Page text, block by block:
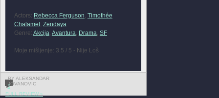
Actors: Rebecca Ferguson Timothée
Chalamet, Zendaya
Genre: Akcija Avantura Drama SF
Moje mišljenje: 3.5 / 5 - Nije Loš
BY ALEKSANDAR
JOVANOVIC
0
FULL REVIEW »